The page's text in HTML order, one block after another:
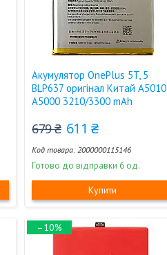
Акумулятор OnePlus 5T, 5
BLP637 оригінал Китай A5010
A5000 3210/3300 mAh
679 ₴ 611 ₴
2000000115146
Готово до відправки 6 од.
Купити
–10%